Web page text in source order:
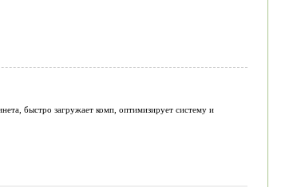
быстро загружает комп, оптимизирует систему и